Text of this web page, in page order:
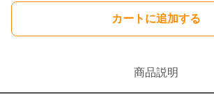
カートに追加する
商品説明